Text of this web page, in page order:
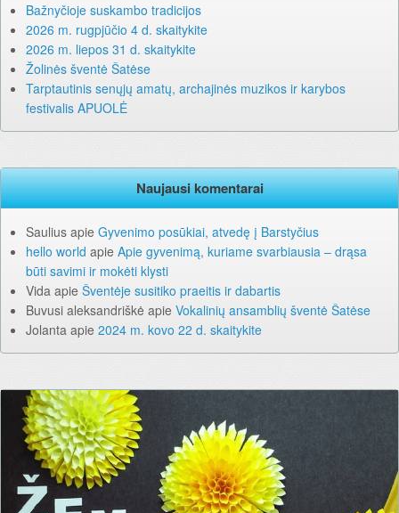
Bažnyčioje suskambo tradicijos
2026 m. rugpjūčio 4 d. skaitykite
2026 m. liepos 31 d. skaitykite
Žolinės šventė Šatėse
Tarptautinis senųjų amatų, archajinės muzikos ir karybos
festivalis APUOLĖ
Naujausi komentarai
Saulius apie Gyvenimo posūkiai, atvedę į Barstyčius
hello world apie Apie gyvenimą, kuriame svarbiausia – drąsa
būti savimi ir mokėti klysti
Vida apie Šventėje susitiko praeitis ir dabartis
Buvusi aleksandriškė apie Vokalinių ansamblių šventė Šatėse
Jolanta apie 2024 m. kovo 22 d. skaitykite